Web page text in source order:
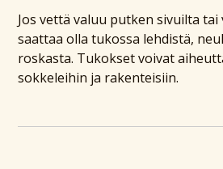
Jos vettä valuu putken sivuilta
saattaa olla tukossa lehdistä,
roskasta. Tukokset voivat
sokkeleihin ja rakenteisiin.